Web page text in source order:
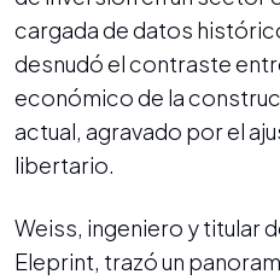
cargada de datos
desnudó el contraste
económico de la
actual, agravado por el
libertario.
Weiss, ingeniero y titular
Eleprint, trazó un